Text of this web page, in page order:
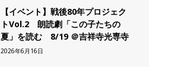
【イベント】戦後80年プロジェク
トVol.2 朗読劇「この子たちの
夏」を読む 8/19 ＠吉祥寺光専寺
2026年6月16日